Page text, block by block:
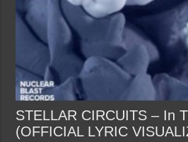
STELLAR CIRCUITS – In
(OFFICIAL LYRIC